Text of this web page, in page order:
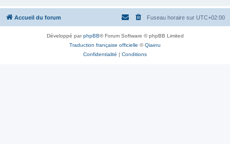
Accueil du forum Fuseau horaire sur UTC+02:00
Développé parphpBB® Forum Software © phpBB Limited
Traduction française officielle ©Qiaeru
Confidentialité | Conditions